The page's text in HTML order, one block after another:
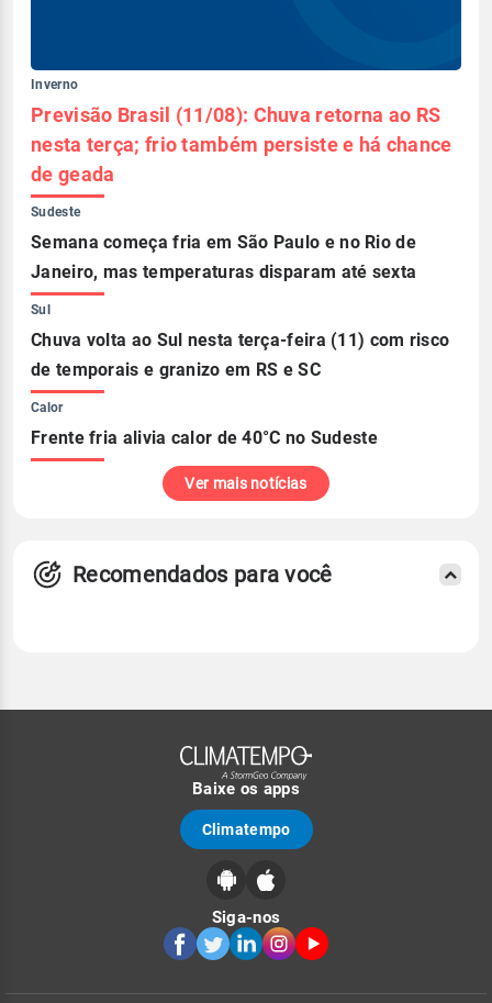
Inverno
Previsão Brasil (11/08): Chuva retorna ao RS
nesta terça; frio também persiste e há chance
de geada
Sudeste
Semana começa fria em São Paulo e no Rio de
Janeiro, mas temperaturas disparam até sexta
Sul
Chuva volta ao Sul nesta terça-feira (11) com risco
de temporais e granizo em RS e SC
Calor
Frente fria alivia calor de 40°C no Sudeste
Ver mais notícias
Recomendados para você
Baixe os apps
Climatempo
Siga-nos